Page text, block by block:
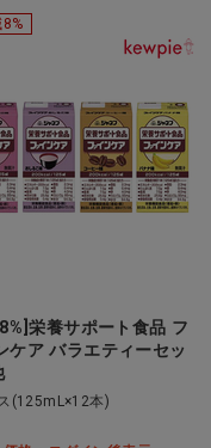
栄養サポート食品 フ
ケア バラエティーセッ
(125mL×12本)